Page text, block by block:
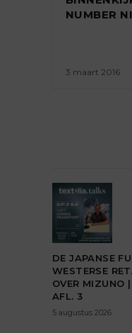
NUMBER
3 maart 2016
DE JAPANSE
WESTERSE
OVER MIZUNO
AFL. 3
5 augustus 2026